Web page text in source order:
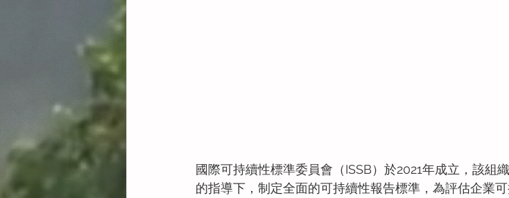
國際可持續性標準委員會（ISSB）於2021年成立，該組
的指導下，制定全面的可持續性報告標準，為評估企業